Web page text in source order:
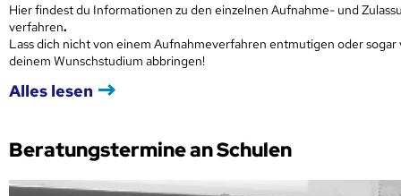
Hier findest du Informationen zu den einzelnen Aufnahme- und
verfahren.
Lass dich nicht von einem Aufnahmeverfahren entmutigen oder sogar
deinem Wunschstudium abbringen!
Alles lesen
Beratungstermine an Schulen